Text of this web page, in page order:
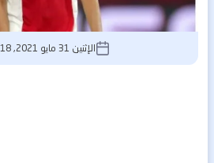
الإثنين 31 مايو 2021, 10:18 مساءً